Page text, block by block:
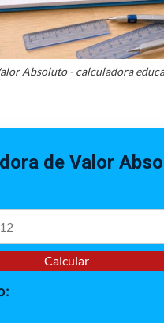
Absoluto - calculadora
de Valor
Calcular